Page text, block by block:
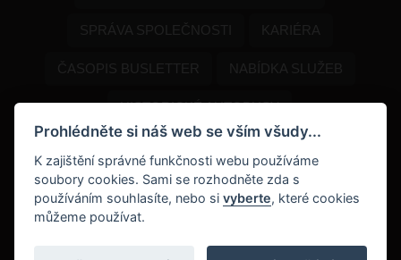
SPRÁVA SPOLEČNOSTI KARIÉRA
ČASOPIS BUSLETTER NABÍDKA SLUŽEB
HISTORICKÉ AUTOBUSY
DOKUMENTY KE STAŽENÍ NAPIŠTE NÁM
Prohlédněte si náš web se vším všudy...
K zajištění správné funkčnosti webu používáme
soubory cookies. Sami se rozhodněte zda s
používáním souhlasíte, nebo sivyberte, které cookies
můžeme používat.